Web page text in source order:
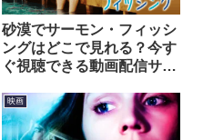
砂漠でサーモン・フィッシ
ングはどこで見れる？今す
ぐ視聴できる動画配信サー
映画